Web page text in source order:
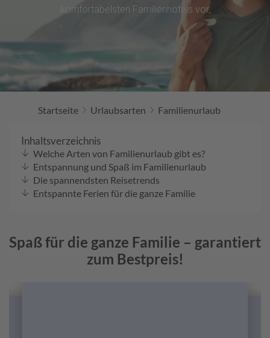
komfortabelsten Familienhotels vor.
Startseite Urlaubsarten Familienurlaub
Inhaltsverzeichnis
Welche Arten von Familienurlaub gibt es?
Entspannung und Spaß im Familienurlaub
Die spannendsten Reisetrends
Entspannte Ferien für die ganze Familie
Spaß für die ganze Familie – garantiert
zum Bestpreis!